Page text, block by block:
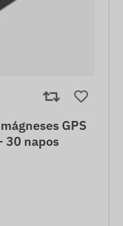
GPS
30 napos